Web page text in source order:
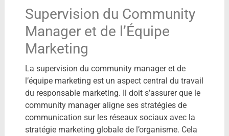
Supervision du Community
Manager et de l’Équipe
Marketing
La supervision du community manager et de
l’équipe marketing est un aspect central du travail
du responsable marketing. Il doit s’assurer que le
community manager aligne ses stratégies de
communication sur les réseaux sociaux avec la
stratégie marketing globale de l’organisme. Cela